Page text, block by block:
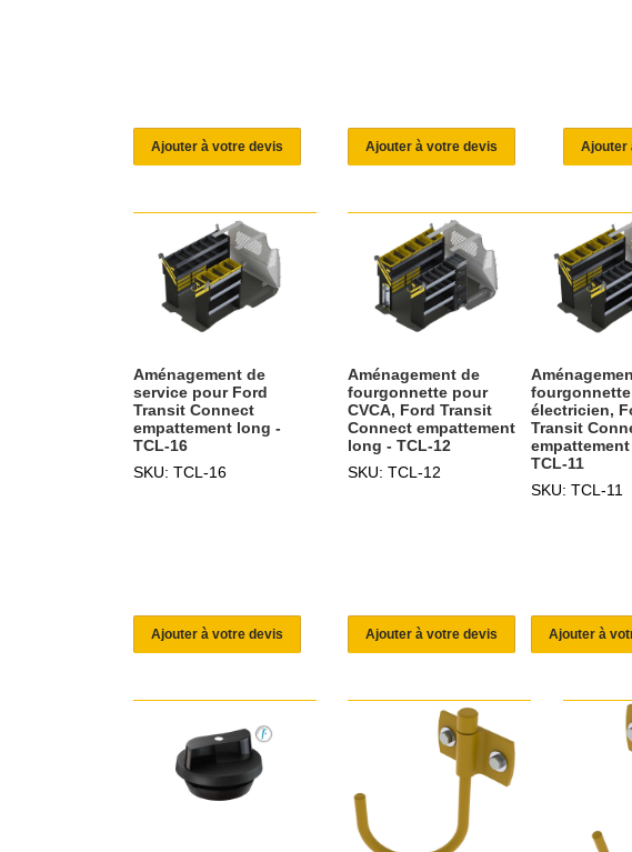
Ajouter à votre devis Ajouter à votre devis Ajouter
Aménagement de
service pour Ford
Transit Connect
empattement long -
TCL-16
SKU: TCL-16
Ajouter à votre devis
Aménagement de
fourgonnette pour
CVCA, Ford Transit
Connect empattement
long - TCL-12
SKU: TCL-12
Ajouter à votre devis
électricien,
Transit
TCL-11
SKU: TCL-11
Ajouter à